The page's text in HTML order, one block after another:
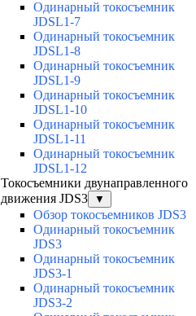
Одинарный токосъемник
JDSL1-7
Одинарный токосъемник
JDSL1-8
Одинарный токосъемник
JDSL1-9
Одинарный токосъемник
JDSL1-10
Одинарный токосъемник
JDSL1-11
Одинарный токосъемник
JDSL1-12
Токосъемники двунаправленного
движения JDS3
▼
Обзор токосъемников JDS3
Одинарный токосъемник
JDS3
Одинарный токосъемник
JDS3-1
Одинарный токосъемник
JDS3-2